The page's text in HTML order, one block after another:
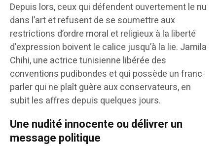
Depuis lors, ceux qui défendent ouvertement le nu
dans l’art et refusent de se soumettre aux
restrictions d’ordre moral et religieux à la liberté
d’expression boivent le calice jusqu’à la lie. Jamila
Chihi, une actrice tunisienne libérée des
conventions pudibondes et qui possède un franc-
parler qui ne plaît guère aux conservateurs, en
subit les affres depuis quelques jours.
Une nudité innocente ou délivrer un
message politique